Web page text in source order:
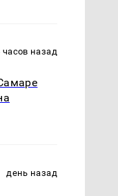
часов назад
день назад